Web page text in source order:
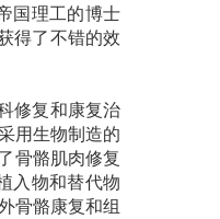
国理工的博士
得了不错的效
修复和康复治
用生物制造的
骨骼肌肉修复
入物和替代物
骨骼康复和组